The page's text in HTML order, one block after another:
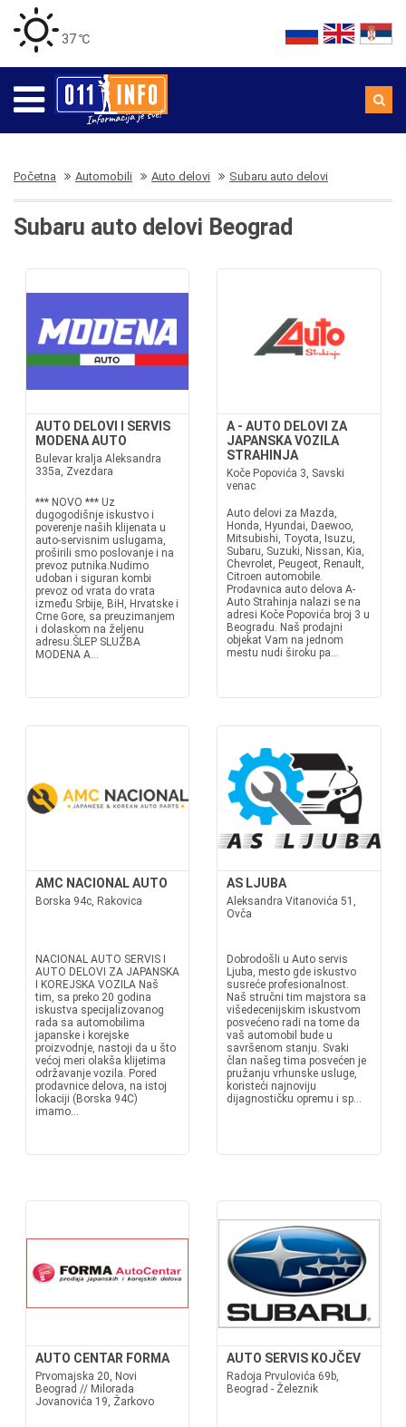
37 ℃
Početna Automobili Auto delovi Subaru auto delovi
Subaru auto delovi Beograd
AUTO DELOVI I SERVIS
MODENA AUTO
Bulevar kralja Aleksandra
335a, Zvezdara
*** NOVO *** Uz
dugogodišnje iskustvo i
poverenje naših klijenata u
auto-servisnim uslugama,
proširili smo poslovanje i na
prevoz putnika.Nudimo
udoban i siguran kombi
prevoz od vrata do vrata
između Srbije, BiH, Hrvatske i
Crne Gore, sa preuzimanjem
i dolaskom na željenu
adresu.ŠLEP SLUŽBA
MODENA A...
A - AUTO DELOVI ZA
JAPANSKA VOZILA
STRAHINJA
Koče Popovića 3, Savski
venac
Auto delovi za Mazda,
Honda, Hyundai, Daewoo,
Mitsubishi, Toyota, Isuzu,
Subaru, Suzuki, Nissan, Kia,
Chevrolet, Peugeot, Renault,
Citroen automobile.
Prodavnica auto delova A-
Auto Strahinja nalazi se na
adresi Koče Popovića broj 3 u
Beogradu. Naš prodajni
objekat Vam na jednom
mestu nudi široku pa...
AMC NACIONAL AUTO
Borska 94c, Rakovica
NACIONAL AUTO SERVIS I
AUTO DELOVI ZA JAPANSKA
I KOREJSKA VOZILA Naš
tim, sa preko 20 godina
iskustva specijalizovanog
rada sa automobilima
japanske i korejske
proizvodnje, nastoji da u što
većoj meri olakša klijetima
održavanje vozila. Pored
prodavnice delova, na istoj
lokaciji (Borska 94C)
imamo...
AS LJUBA
Aleksandra Vitanovića 51,
Ovča
Dobrodošli u Auto servis
Ljuba, mesto gde iskustvo
susreće profesionalnost.
Naš stručni tim majstora sa
višedecenijskim iskustvom
posvećeno radi na tome da
vaš automobil bude u
savršenom stanju. Svaki
član našeg tima posvećen je
pružanju vrhunske usluge,
koristeći najnoviju
dijagnostičku opremu i sp...
AUTO CENTAR FORMA
Prvomajska 20, Novi
Beograd // Milorada
Jovanovića 19, Žarkovo
AUTO SERVIS KOJČEV
Radoja Prvulovića 69b,
Beograd - Železnik